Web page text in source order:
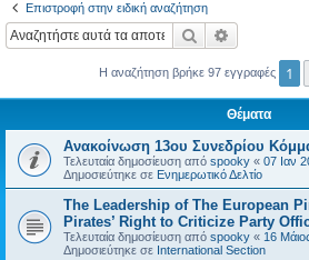
Επιστροφή στην ειδική αναζήτηση
Αναζήτηση
Η αναζήτηση βρήκε 97 εγγραφές 1
Θέματα
Ανακοίνωση 13ου Συνεδρίου
Τελευταία δημοσίευση από spooky « 07 Ιαν
Δημοσιεύτηκε σε Ενημερωτικό Δελτίο
The Leadership of The European
Pirates’ Right to Criticize Party
Τελευταία δημοσίευση από spooky « 16
Δημοσιεύτηκε σε International Section